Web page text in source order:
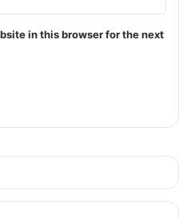
in this browser for the next